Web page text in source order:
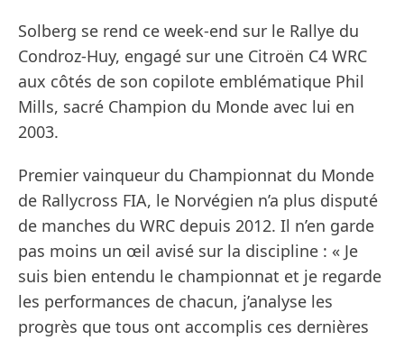
Solberg se rend ce week-end sur le Rallye du
Condroz-Huy, engagé sur une Citroën C4 WRC
aux côtés de son copilote emblématique Phil
Mills, sacré Champion du Monde avec lui en
2003.
Premier vainqueur du Championnat du Monde
de Rallycross FIA, le Norvégien n’a plus disputé
de manches du WRC depuis 2012. Il n’en garde
pas moins un œil avisé sur la discipline : « Je
suis bien entendu le championnat et je regarde
les performances de chacun, j’analyse les
progrès que tous ont accomplis ces dernières